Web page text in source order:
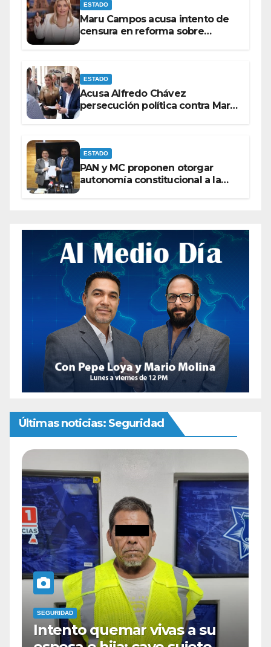
ESTADO
Maru Campos acusa intento de
censura en reforma sobre
ESTADO
Acusa Alfredo Chávez
persecución política contra Maru
ESTADO
PAN y MC proponen otorgar
autonomía constitucional a la
Últimas noticias: Seguridad
SEGURIDAD
Cae sujeto en la colonia